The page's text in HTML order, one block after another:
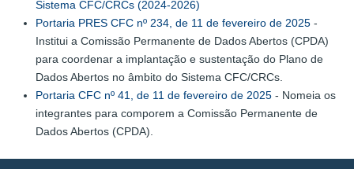
Sistema CFC/CRCs (2024-2026)
Portaria PRES CFC nº 234, de 11 de fevereiro de 2025 -
Institui a Comissão Permanente de Dados Abertos (CPDA)
para coordenar a implantação e sustentação do Plano de
Dados Abertos no âmbito do Sistema CFC/CRCs.
Portaria CFC nº 41, de 11 de fevereiro de 2025 - Nomeia os
integrantes para comporem a Comissão Permanente de
Dados Abertos (CPDA).